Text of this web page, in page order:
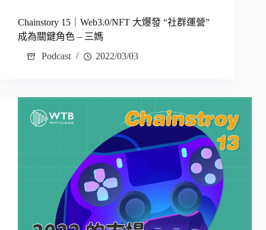
Chainstory 15｜Web3.0/NFT 大爆發 “社群運營”
成為關鍵角色 – 三媽
Podcast
2022/03/03